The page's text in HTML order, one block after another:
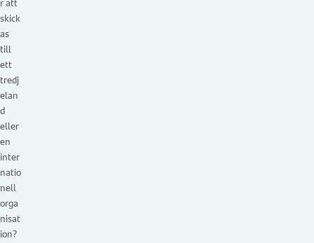
r att
skick
as
till
ett
tredj
elan
d
eller
en
inter
natio
nell
orga
nisat
ion?